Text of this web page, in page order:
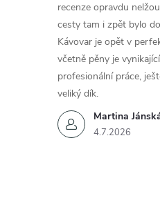
Martina
4.7.2026
recenze opravdu
cesty tam i zpět bylo
Kávovar je opět v
včetně pěny je
profesionální práce,
veliký dík.